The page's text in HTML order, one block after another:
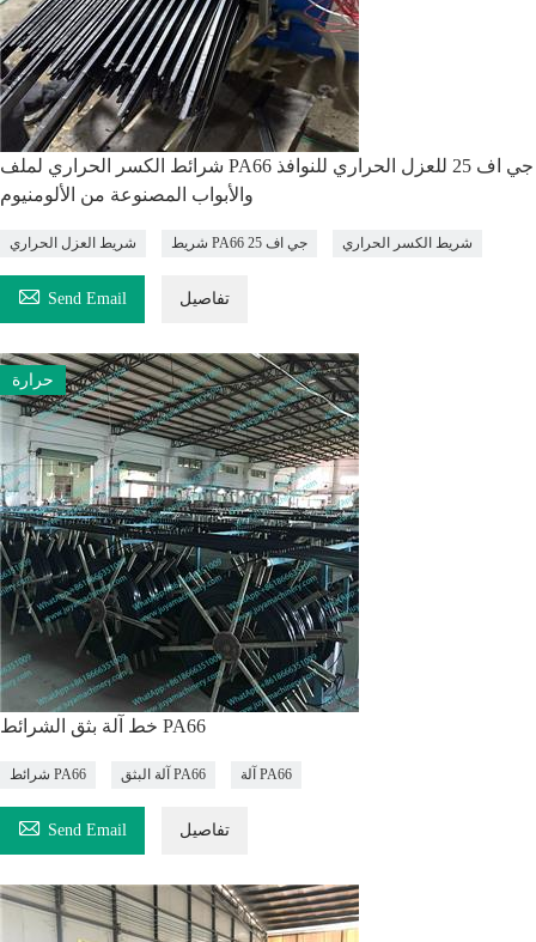
شرائط الكسر الحراري لملف PA66 جي اف 25 للعزل الحراري للنوافذ
والأبواب المصنوعة من الألومنيوم
شريط العزل الحراري شريط PA66 جي اف 25 شريط الكسر الحراري
 Send Email تفاصيل
حرارة
خط آلة بثق الشرائط PA66
شرائط PA66 آلة البثق PA66 آلة PA66
 Send Email تفاصيل